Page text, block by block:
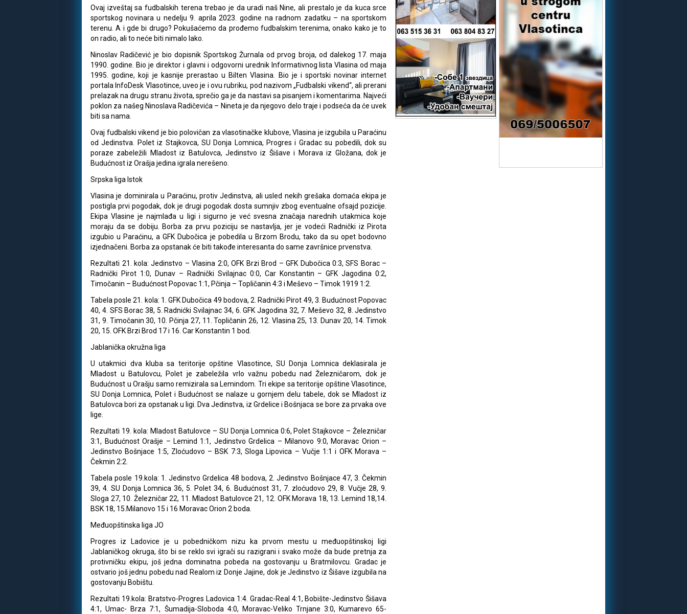
Ovaj izveštaj sa fudbalskih terena trebao je da uradi naš Nine, ali prestalo je da kuca srce
sportskog novinara u nedelju 9. aprila 2023. godine na radnom zadatku – na sportskom
terenu. A i gde bi drugo? Pokušaćemo da prođemo fudbalskim terenima, onako kako je to
on radio, ali to neće biti nimalo lako.
Ninoslav Radičević je bio dopisnik Sportskog Žurnala od prvog broja, od dalekog 17. maja
1990. godine. Bio je direktor i glavni i odgovorni urednik Informativnog lista Vlasina od maja
1995. godine, koji je kasnije prerastao u Bilten Vlasina. Bio je i sportski novinar internet
portala InfoDesk Vlasotince, uveo je i ovu rubriku, pod nazivom „Fudbalski vikend“, ali prerani
prelazak na drugu stranu života, sprečio ga je da nastavi sa pisanjem i komentarima. Najveći
poklon za našeg Ninoslava Radičevića – Nineta je da njegovo delo traje i podseća da će uvek
biti sa nama.
Ovaj fudbalski vikend je bio polovičan za vlasotinačke klubove, Vlasina je izgubila u Paraćinu
od Jedinstva. Polet iz Stajkovca, SU Donja Lomnica, Progres i Gradac su pobedili, dok su
poraze zabeležili Mladost iz Batulovca, Jedinstvo iz Šišave i Morava iz Gložana, dok je
Budućnost iz Orašja jedina igrala nerešeno.
Srpska liga Istok
Vlasina je dominirala u Paraćinu, protiv Jedinstva, ali usled nekih grešaka domaća ekipa je
postigla prvi pogodak, dok je drugi pogodak dosta sumnjiv zbog eventualne ofsajd pozicije.
Ekipa Vlasine je najmlađa u ligi i sigurno je već svesna značaja narednih utakmica koje
moraju da se dobiju. Borba za prvu poziciju se nastavlja, jer je vodeći Radnički iz Pirota
izgubio u Paraćinu, a GFK Dubočica je pobedila u Brzom Brodu, tako da su opet bodovno
izjednačeni. Borba za opstanak će biti takođe interesanta do same završnice prvenstva.
Rezultati 21. kola: Jedinstvo – Vlasina 2:0, OFK Brzi Brod – GFK Dubočica 0:3, SFS Borac –
Radnički Pirot 1:0, Dunav – Radnički Svilajnac 0:0, Car Konstantin – GFK Jagodina 0:2,
Timočanin – Budućnost Popovac 1:1, Pčinja – Topličanin 4:3 i Meševo – Timok 1919 1:2.
Tabela posle 21. kola: 1. GFK Dubočica 49 bodova, 2. Radnički Pirot 49, 3. Budućnost Popovac
40, 4. SFS Borac 38, 5. Radnićki Svilajnac 34, 6. GFK Jagodina 32, 7. Meševo 32, 8. Jedinstvo
31, 9. Timočanin 30, 10. Pčinja 27, 11. Topličanin 26, 12. Vlasina 25, 13. Dunav 20, 14. Timok
20, 15. OFK Brzi Brod 17 i 16. Car Konstantin 1 bod.
Jablanička okružna liga
U utakmici dva kluba sa teritorije opštine Vlasotince, SU Donja Lomnica deklasirala je
Mladost u Batulovcu, Polet je zabeležila vrlo važnu pobedu nad Železničarom, dok je
Budućnost u Orašju samo remizirala sa Lemindom. Tri ekipe sa teritorije opštine Vlasotince,
SU Donja Lomnica, Polet i Budućnost se nalaze u gornjem delu tabele, dok se Mladost iz
Batulovca bori za opstanak u ligi. Dva Jedinstva, iz Grdelice i Bošnjaca se bore za prvaka ove
lige.
Rezultati 19. kola: Mladost Batulovce – SU Donja Lomnica 0:6, Polet Stajkovce – Železničar
3:1, Budućnost Orašje – Lemind 1:1, Jedinstvo Grdelica – Milanovo 9:0, Moravac Orion –
Jedinstvo Bošnjace 1:5, Zloćudovo – BSK 7:3, Sloga Lipovica – Vučje 1:1 i OFK Morava –
Čekmin 2:2.
Tabela posle 19.kola: 1. Jedinstvo Grdelica 48 bodova, 2. Jedinstvo Bošnjace 47, 3. Čekmin
39, 4. SU Donja Lomnica 36, 5. Polet 34, 6. Budućnost 31, 7. zloćudovo 29, 8. Vučje 28, 9.
Sloga 27, 10. Železničar 22, 11. Mladost Batulovce 21, 12. OFK Morava 18, 13. Lemind 18,14.
BSK 18, 15.Milanovo 15 i 16 Moravac Orion 2 boda.
Međuopštinska liga JO
Progres iz Ladovice je u pobedničkom nizu ka prvom mestu u međuopštinskoj ligi
Jablaničkog okruga, što bi se reklo svi igrači su razigrani i svako može da bude pretnja za
protivničku ekipu, još jedna dominatna pobeda na gostovanju u Bratmilovcu. Gradac je
ostvario još jednu pobedu nad Realom iz Donje Jajine, dok je Jedinstvo iz Šišave izgubila na
gostovanju Bobištu.
Rezultati 19.kola: Bratstvo-Progres Ladovica 1:4. Gradac-Real 4:1, Bobište-Jedinstvo Šišava
4:1, Umac- Brza 7:1, Šumadija-Sloboda 4:0, Moravac-Veliko Trnjane 3:0, Kumarevo 65-